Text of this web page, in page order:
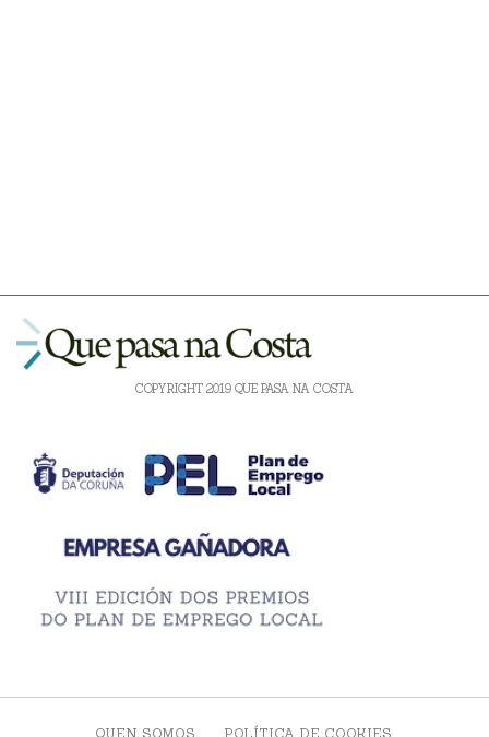
COPYRIGHT 2019 QUE PASA NA COSTA
QUEN SOMOS POLÍTICA DE COOKIES